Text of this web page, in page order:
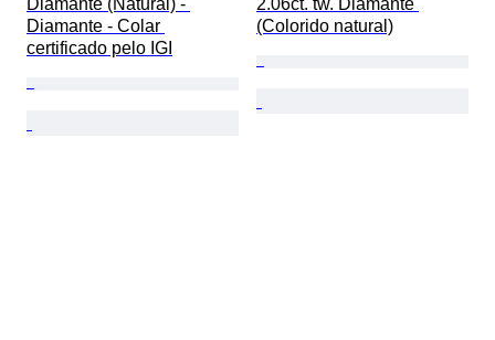
Diamante (Natural) -
Diamante - Colar
certificado pelo IGI
2.06ct. tw. Diamante
(Colorido natural)